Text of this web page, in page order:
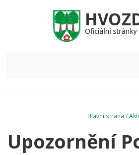
Hlavní strana /
Upozornění